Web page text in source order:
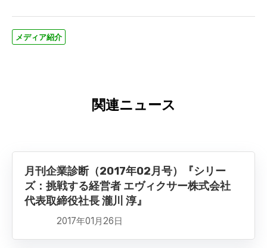
メディア紹介
関連ニュース
月刊企業診断（2017年02月号）『シリー
ズ：挑戦する経営者 エヴィクサー株式会社
代表取締役社長 瀧川 淳』
2017年01月26日